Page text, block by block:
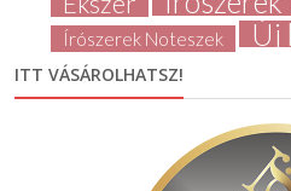
Írószerek Noteszek Új
ITT VÁSÁROLHATSZ!